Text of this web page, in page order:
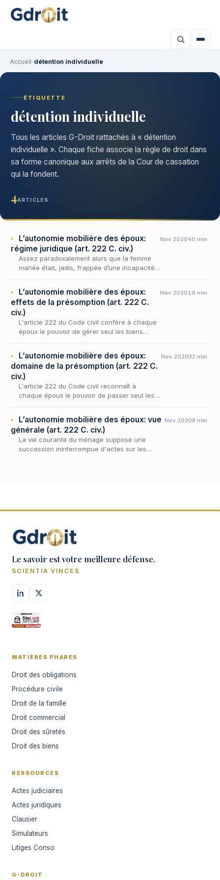
Accueil›détention individuelle
ÉTIQUETTE
détention individuelle
Tous les articles G-Droit rattachés à « détention
individuelle ». Chaque fiche associe la règle de droit dans
sa forme canonique aux arrêts de la Cour de cassation
qui la fondent.
4ARTICLES
L’autonomie mobilière des époux:
régime juridique (art. 222 C. civ.)
Assez paradoxalement alors que la femme
mariée était, jadis, frappée d’une incapacité
plus pr…
Nov 202040 min
L’autonomie mobilière des époux:
effets de la présomption (art. 222 C.
civ.)
L'article 222 du Code civil confère à chaque
époux le pouvoir de gérer seul les biens
l'acte…
Nov 202019 min
L’autonomie mobilière des époux:
domaine de la présomption (art. 222 C.
civ.)
L'article 222 du Code civil reconnaît à
chaque époux le pouvoir de passer seul les
détie…
Nov 202032 min
L’autonomie mobilière des époux: vue
générale (art. 222 C. civ.)
La vie courante du ménage suppose une
succession ininterrompue d'actes sur les
Nov 20208 min
Le savoir est votre meilleure défense.
SCIENTIA VINCES
MATIÈRES PHARES
Droit des obligations
Procédure civile
Droit de la famille
Droit commercial
Droit des sûretés
Droit des biens
RESSOURCES
Actes judiciaires
Actes juridiques
Clausier
Simulateurs
Litiges Conso
G-DROIT